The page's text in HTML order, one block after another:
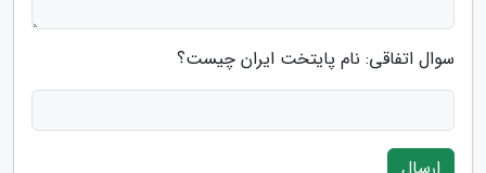
سوال اتفاقی: نام پایتخت ایران چیست؟